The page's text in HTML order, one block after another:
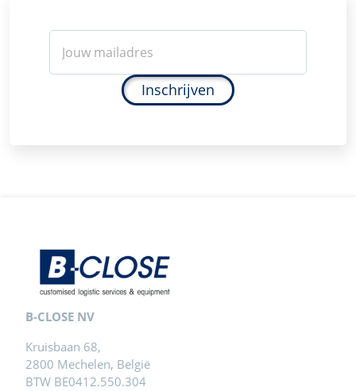
Inschrijven
B-CLOSE NV
Kruisbaan 68,
2800 Mechelen, België
BTW BE0412.550.304